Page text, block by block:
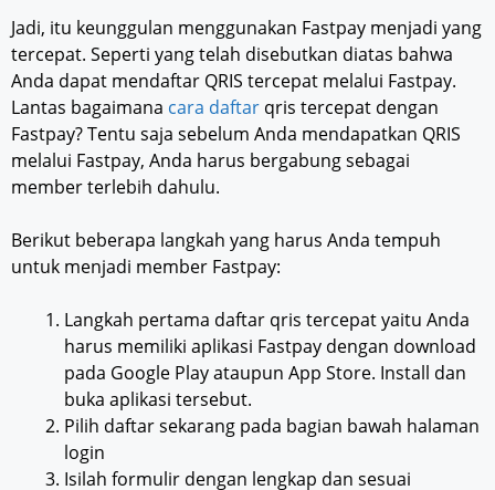
Jadi, itu keunggulan menggunakan Fastpay menjadi yang
tercepat. Seperti yang telah disebutkan diatas bahwa
Anda dapat mendaftar QRIS tercepat melalui Fastpay.
Lantas bagaimana cara daftar qris tercepat dengan
Fastpay? Tentu saja sebelum Anda mendapatkan QRIS
melalui Fastpay, Anda harus bergabung sebagai
member terlebih dahulu.
Berikut beberapa langkah yang harus Anda tempuh
untuk menjadi member Fastpay:
Langkah pertama daftar qris tercepat yaitu Anda
harus memiliki aplikasi Fastpay dengan download
pada Google Play ataupun App Store. Install dan
buka aplikasi tersebut.
Pilih daftar sekarang pada bagian bawah halaman
login
Isilah formulir dengan lengkap dan sesuai